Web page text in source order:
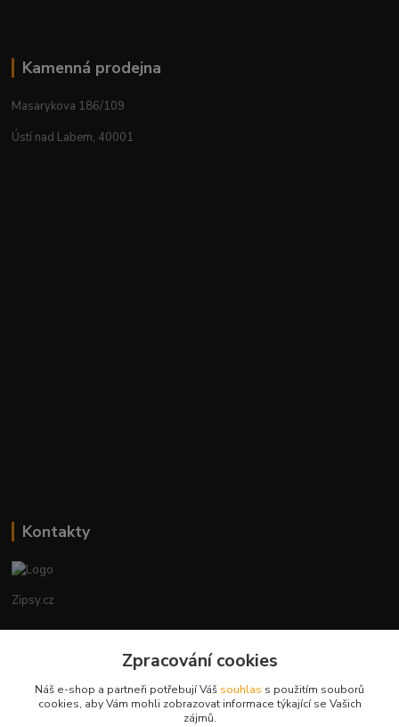
Kamenná prodejna
Masarykova 186/109
Ústí nad Labem, 40001
Kontakty
Zipsy.cz
+420774877333
obchod@zipsy.cz
Zpracování cookies
Náš e-shop a partneři potřebují Váš souhlas s použitím souborů
cookies, aby Vám mohli zobrazovat informace týkající se Vašich
zájmů.